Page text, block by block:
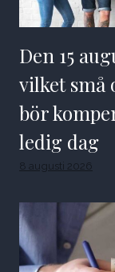
Den 15
vilket små
bör
ledig dag
8 augusti 2026